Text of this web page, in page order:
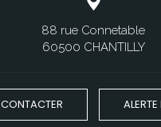
88 rue Connetable
60500 CHANTILLY
CONTACTER